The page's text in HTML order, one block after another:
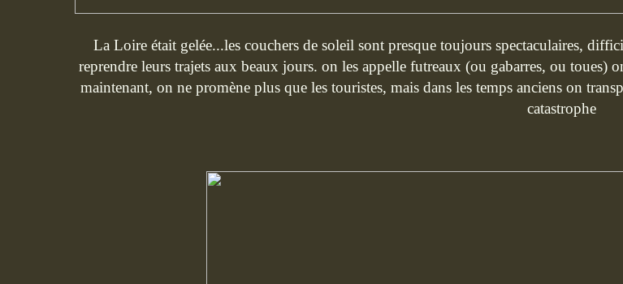
La Loire était gelée...les couchers de soleil sont presque toujours spectaculaires,
reprendre leurs trajets aux beaux jours. on les appelle futreaux (ou gabarres, ou toues)
maintenant, on ne promène plus que les touristes, mais dans les temps anciens on
catastrophe